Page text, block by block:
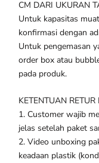
CM DARI UKURAN
Untuk kapasitas
konfirmasi dengan
Untuk pengemasan
order box atau
pada produk.
KETENTUAN
1. Customer wajib
jelas setelah paket
2. Video unboxing
keadaan plastik